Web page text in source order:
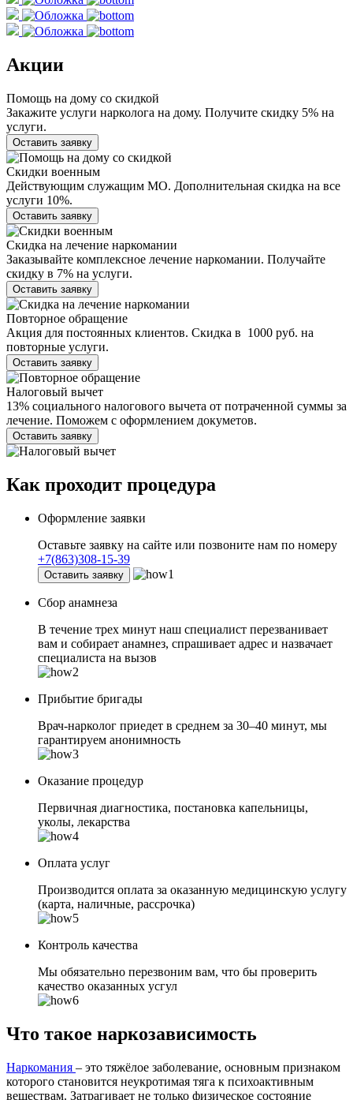
Акции
Помощь на дому со скидкой
Закажите услуги нарколога на дому. Получите скидку 5% на
услуги.
Оставить заявку
Скидки военным
Действующим служащим МО. Дополнительная скидка на все
услуги 10%.
Оставить заявку
Скидка на лечение наркомании
Заказывайте комплексное лечение наркомании. Получайте
скидку в 7% на услуги.
Оставить заявку
Повторное обращение
Акция для постоянных клиентов. Скидка в 1000 руб. на
повторные услуги.
Оставить заявку
Налоговый вычет
13% социального налогового вычета от потраченной суммы за
лечение. Поможем с оформлением докуметов.
Оставить заявку
Как проходит процедура
Оформление заявки
Оставьте заявку на сайте или позвоните нам по номеру
+7(863)308-15-39
Оставить заявку
Сбор анамнеза
В течение трех минут наш специалист перезванивает
вам и собирает анамнез, спрашивает адрес и назвачает
специалиста на вызов
Прибытие бригады
Врач-нарколог приедет в среднем за 30–40 минут, мы
гарантируем анонимность
Оказание процедур
Первичная диагностика, постановка капельницы,
уколы, лекарства
Оплата услуг
Производится оплата за оказанную медицинскую услугу
(карта, наличные, рассрочка)
Контроль качества
Мы обязательно перезвоним вам, что бы проверить
качество оказанных усгул
Что такое наркозависимость
Наркомания – это тяжёлое заболевание, основным признаком
которого становится неукротимая тяга к психоактивным
веществам. Затрагивает не только физическое состояние